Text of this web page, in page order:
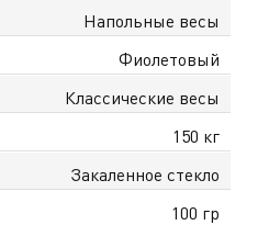
Напольные весы
Фиолетовый
Классические весы
150 кг
Закаленное стекло
100 гр